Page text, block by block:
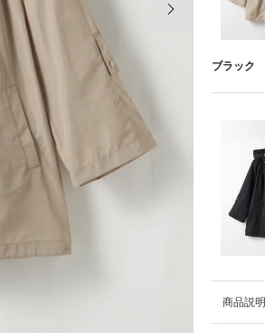
ブラック
商品説明